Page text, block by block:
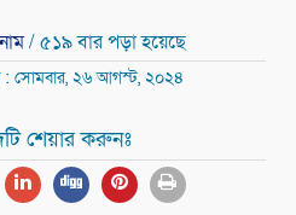
/ ৫১৯ বার পড়া হয়েছে
: সোমবার, ২৬ আগস্ট, ২০২৪
শেয়ার করুনঃ